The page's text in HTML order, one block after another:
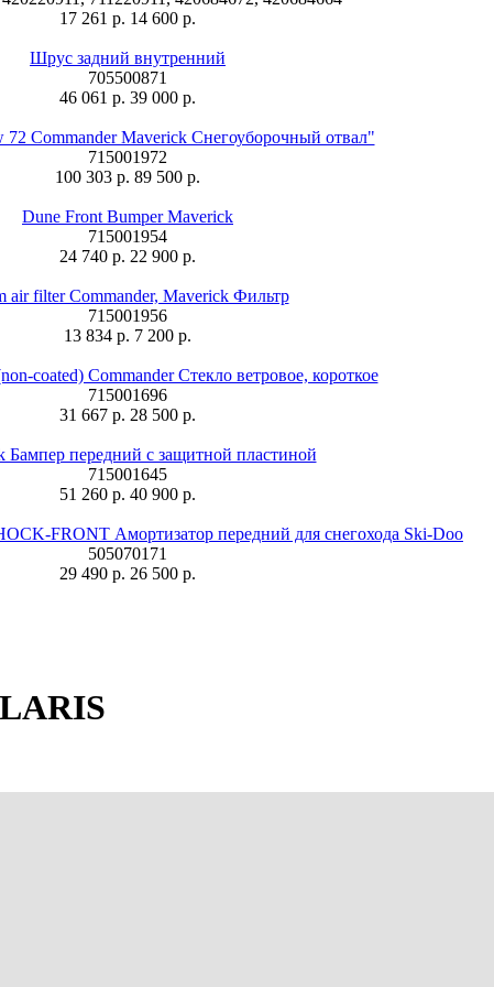
17 261 р. 14 600 р.
Шрус задний внутренний
705500871
46 061 р. 39 000 р.
72 Commander Maverick Снегоуборочный отвал"
715001972
100 303 р. 89 500 р.
Dune Front Bumper Maverick
715001954
24 740 р. 22 900 р.
air filter Commander, Maverick Фильтр
715001956
13 834 р. 7 200 р.
coated) Commander Стекло ветровое, короткое
715001696
31 667 р. 28 500 р.
Бампер передний с защитной пластиной
715001645
51 260 р. 40 900 р.
FRONT Амортизатор передний для снегохода Ski-Doo
505070171
29 490 р. 26 500 р.